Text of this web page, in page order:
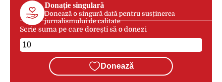
Donație singulară
Donează o singură dată pentru susținerea
jurnalismului de calitate
Scrie suma pe care dorești să o donezi
Donează